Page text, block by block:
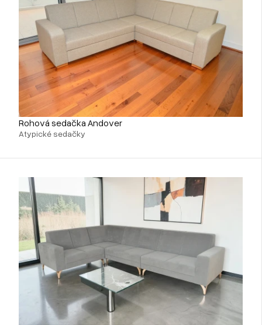
Rohová sedačka Andover
Atypické sedačky